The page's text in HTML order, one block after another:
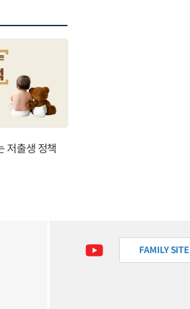
저출생 정책
FAMILY SITE